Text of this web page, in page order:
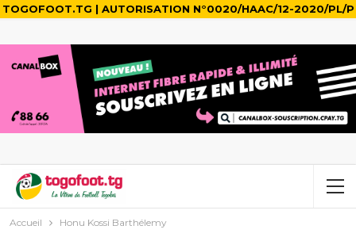
TOGOFOOT.TG | AUTORISATION N°0020/HAAC/12-2020/PL/P
Accueil Honu Kossi Barthélemy